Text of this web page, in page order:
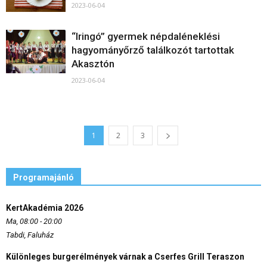
2023-06-04
“Iringó” gyermek népdaléneklési
hagyományőrző találkozót tartottak
Akasztón
2023-06-04
1 2 3
Programajánló
KertAkadémia 2026
Ma, 08:00 - 20:00
Tabdi, Faluház
Különleges burgerélmények várnak a Cserfes Grill Teraszon